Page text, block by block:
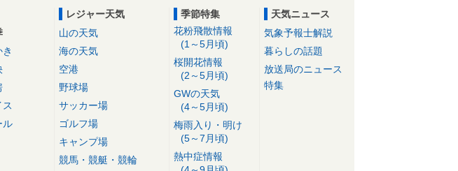
ス
ル
レジャー天気
山の天気
海の天気
空港
野球場
サッカー場
ゴルフ場
キャンプ場
競馬・競艇・競輪
季節特集
花粉飛散情報
(1～5月頃)
桜開花情報
(2～5月頃)
GWの天気
(4～5月頃)
梅雨入り・明け
(5～7月頃)
熱中症情報
天気ニュース
気象予報士解説
暮らしの話題
放送局のニュース
特集